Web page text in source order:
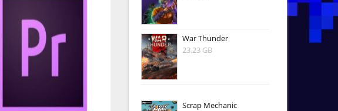
War Thunder
23.23 GB
Scrap Mechanic